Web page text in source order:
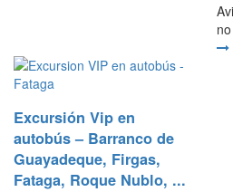
Excursión Vip en
autobús – Barranco de
Guayadeque, Firgas,
Fataga, Roque Nublo, ...